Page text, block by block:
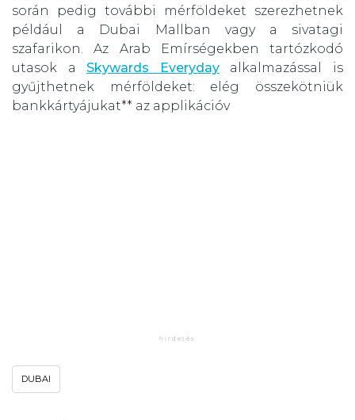
során pedig további mérföldeket szerezhetnek
például a Dubai Mallban vagy a sivatagi
szafarikon. Az Arab Emírségekben tartózkodó
utasok aSkywards Everydayalkalmazással is
gyűjthetnek mérföldeket: elég összekötniük
bankkártyájukat** az applikációv
DUBAI